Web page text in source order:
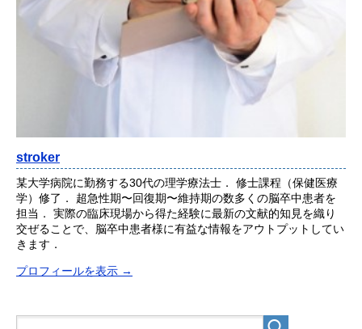
stroker
某大学病院に勤務する30代の理学療法士． 修士課程（保健医療
学）修了． 超急性期〜回復期〜維持期の数多くの脳卒中患者を
担当． 実際の臨床現場から得た経験に最新の文献的知見を織り
交ぜることで、脳卒中患者様に有益な情報をアウトプットしてい
きます．
プロフィールを表示 →